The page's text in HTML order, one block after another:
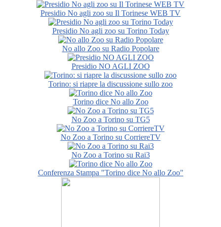
Presidio No agli zoo su Il Torinese WEB TV
Presidio No agli zoo su Torino Today
No allo Zoo su Radio Popolare
Presidio NO AGLI ZOO
Torino: si riapre la discussione sullo zoo
Torino dice No allo Zoo
No Zoo a Torino su TG5
No Zoo a Torino su CorriereTV
No Zoo a Torino su Rai3
Conferenza Stampa "Torino dice No allo Zoo"